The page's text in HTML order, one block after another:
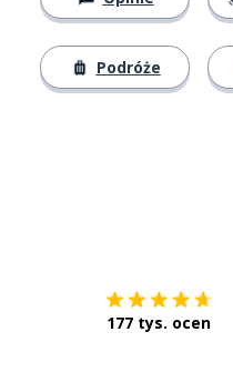
Podróże
177 tys. ocen